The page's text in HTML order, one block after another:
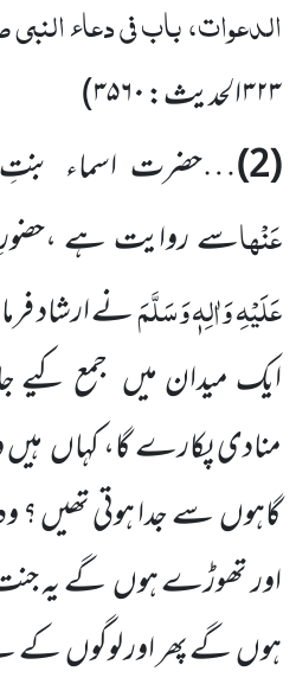
الدعوات، باب فی دعاء
۳۲۳الحدیث:۳۵۶۰)
(2) …حضرت اسماء بنتِ
عَنْہاسے روایت ہے
عَلَیْہِ وَاٰلِہٖ وَسَلَّمَنے ارشاد
ایک میدان میں جمع
منادی پکارے گا، کہاں
گاہوں سے جدا ہوتی تھیں
اور تھوڑے ہوں گے یہ
ہوں گے پھر اور لوگوں کے